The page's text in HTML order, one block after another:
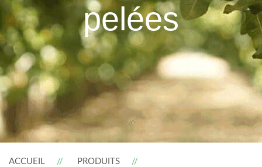
pelées
ACCUEIL
PRODUITS